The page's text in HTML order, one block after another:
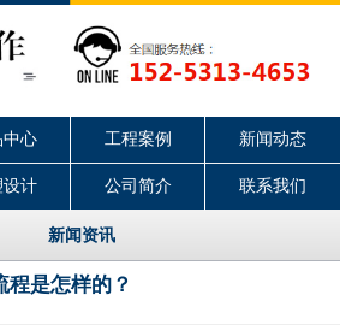
中心 工程案例 新闻动态
设计 公司简介 联系我们
新闻资讯
程是怎样的？